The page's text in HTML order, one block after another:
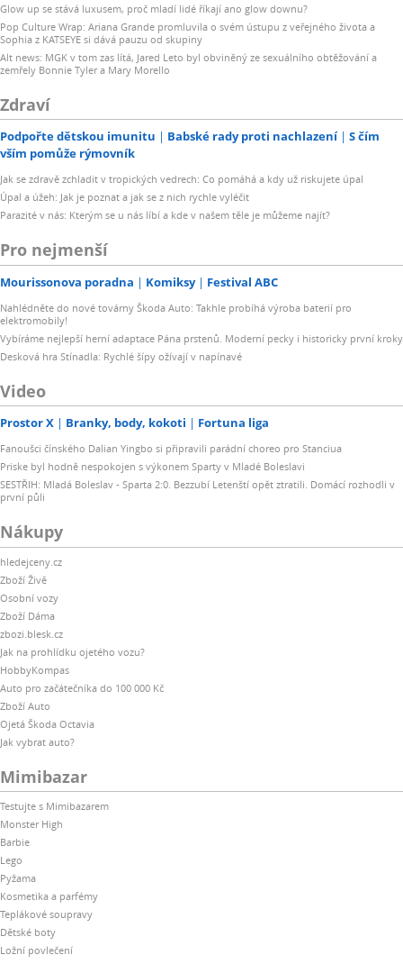
Glow up se stává luxusem, proč mladí lidé říkají ano glow downu?
Pop Culture Wrap: Ariana Grande promluvila o svém ústupu z veřejného života a
Sophia z KATSEYE si dává pauzu od skupiny
Alt news: MGK v tom zas lítá, Jared Leto byl obviněný ze sexuálního obtěžování a
zemřely Bonnie Tyler a Mary Morello
Zdraví
Podpořte dětskou imunitu Babské rady proti nachlazení
S čím
vším pomůže rýmovník
Jak se zdravě zchladit v tropických vedrech: Co pomáhá a kdy už riskujete úpal
Úpal a úžeh: Jak je poznat a jak se z nich rychle vyléčit
Parazité v nás: Kterým se u nás líbí a kde v našem těle je můžeme najít?
Pro nejmenší
Mourissonova poradna Komiksy Festival ABC
Nahlédněte do nové továrny Škoda Auto: Takhle probíhá výroba baterií pro
elektromobily!
Vybíráme nejlepší herní adaptace Pána prstenů. Moderní pecky i historicky první kroky
Desková hra Stínadla: Rychlé šípy ožívají v napínavé
Video
Prostor X Branky, body, kokoti Fortuna liga
Fanoušci čínského Dalian Yingbo si připravili parádní choreo pro Stanciua
Priske byl hodně nespokojen s výkonem Sparty v Mladé Boleslavi
SESTŘIH: Mladá Boleslav - Sparta 2:0. Bezzubí Letenští opět ztratili. Domácí rozhodli v
první půli
Nákupy
hledejceny.cz
Zboží Živě
Osobní vozy
Zboží Dáma
zbozi.blesk.cz
Jak na prohlídku ojetého vozu?
HobbyKompas
Auto pro začátečníka do 100 000 Kč
Zboží Auto
Ojetá Škoda Octavia
Jak vybrat auto?
Mimibazar
Testujte s Mimibazarem
Monster High
Barbie
Lego
Pyžama
Kosmetika a parfémy
Teplákové soupravy
Dětské boty
Ložní povlečení